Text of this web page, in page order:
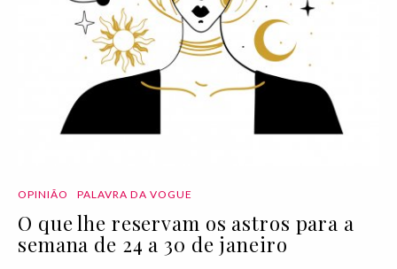
OPINIÃO PALAVRA DA VOGUE
O que lhe reservam os astros para a
semana de 24 a 30 de janeiro